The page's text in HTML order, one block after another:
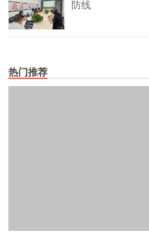
防线
热门推荐